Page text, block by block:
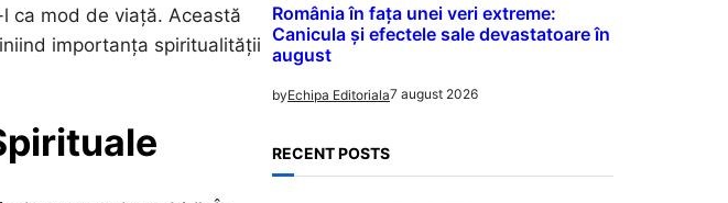
ca mod de viață. Această
importanța spiritualității
România în fața unei veri extreme:
Canicula și efectele sale devastatoare în
august
byEchipa Editoriala7 august 2026
RECENT POSTS